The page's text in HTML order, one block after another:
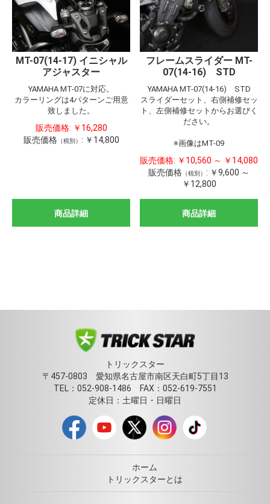
MT-07(14-17) イニシャル
アジャスター
YAMAHA MT-07に対応。
カラーリングは4パターンご用意
致しました。
販売価格: ￥16,280
販売価格（税別） : ￥14,800
商品詳細
フレームスライダー MT-
07(14-16) STD
YAMAHA MT-07(14-16) STD
スライダーセット、右側補修セッ
ト、左側補修セットからお選びく
ださい。
※画像はMT-09
販売価格: ￥10,560 ～ ￥14,080
販売価格 （税別） : ￥9,600 ～
￥12,800
商品詳細
トリックスター
〒457-0803 愛知県名古屋市南区天白町5丁目13
TEL：052-908-1486 FAX：052-619-7551
定休日：土曜日・日曜日
ホーム
トリックスターとは